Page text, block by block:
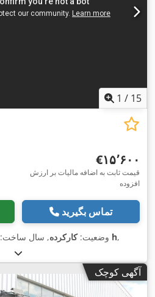
1 / 15
‎€۱۵٬۶۰۰
قیمت ثابت به اضافه مالیات بر ارزش
افزوده
تماس بگیرید
وضعیت:کارکرده, سال ساخت: ۳٬۶۰۷ h,
آگهی کوچک